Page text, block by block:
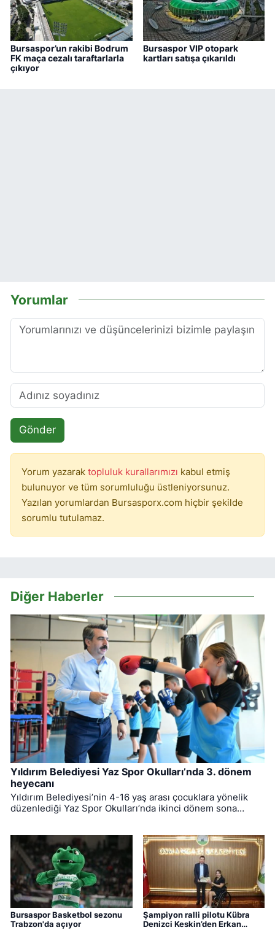
Bursaspor’un rakibi Bodrum
FK maça cezalı taraftarlarla
çıkıyor
Bursaspor VIP otopark
kartları satışa çıkarıldı
Yorumlar
Gönder
Yorum yazarak topluluk kurallarımızı kabul etmiş
bulunuyor ve tüm sorumluluğu üstleniyorsunuz.
Yazılan yorumlardan Bursasporx.com hiçbir şekilde
sorumlu tutulamaz.
Diğer Haberler
Yıldırım Belediyesi Yaz Spor Okulları’nda 3. dönem
heyecanı
Yıldırım Belediyesi’nin 4-16 yaş arası çocuklara yönelik
düzenlediği Yaz Spor Okulları’nda ikinci dönem sona
Bursaspor Basketbol sezonu
Trabzon'da açıyor
Şampiyon ralli pilotu Kübra
Denizci Keskin’den Erkan